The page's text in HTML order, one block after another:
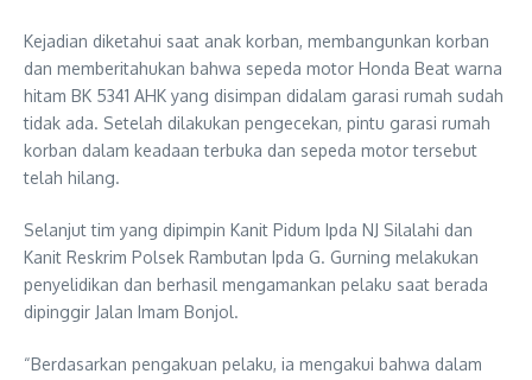
Kejadian diketahui saat anak korban, membangunkan korban
dan memberitahukan bahwa sepeda motor Honda Beat warna
hitam BK 5341 AHK yang disimpan didalam garasi rumah sudah
tidak ada. Setelah dilakukan pengecekan, pintu garasi rumah
korban dalam keadaan terbuka dan sepeda motor tersebut
telah hilang.
Selanjut tim yang dipimpin Kanit Pidum Ipda NJ Silalahi dan
Kanit Reskrim Polsek Rambutan Ipda G. Gurning melakukan
penyelidikan dan berhasil mengamankan pelaku saat berada
dipinggir Jalan Imam Bonjol.
“Berdasarkan pengakuan pelaku, ia mengakui bahwa dalam